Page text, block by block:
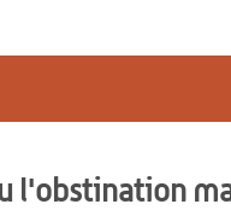
l'obstination